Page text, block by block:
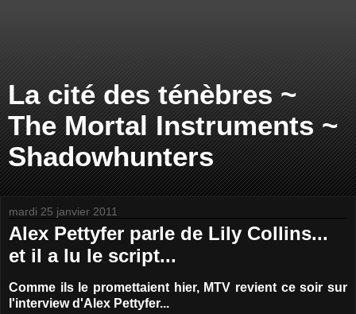
La cité des ténèbres ~
The Mortal Instruments ~
Shadowhunters
mardi 25 janvier 2011
Alex Pettyfer parle de Lily Collins...
et il a lu le script...
Comme ils le promettaient hier, MTV revient ce soir sur
l'interview d'Alex Pettyfer...